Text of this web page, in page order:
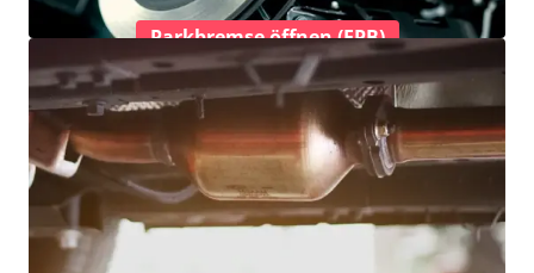
Parkbremse öffnen (EPB)